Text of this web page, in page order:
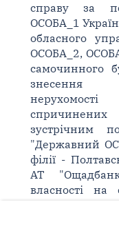
справу за
ОСОБА_1
обласного
ОСОБА_2,
самочинного
знесення
зустрічним
"Державний
філії -
АТ
власності на